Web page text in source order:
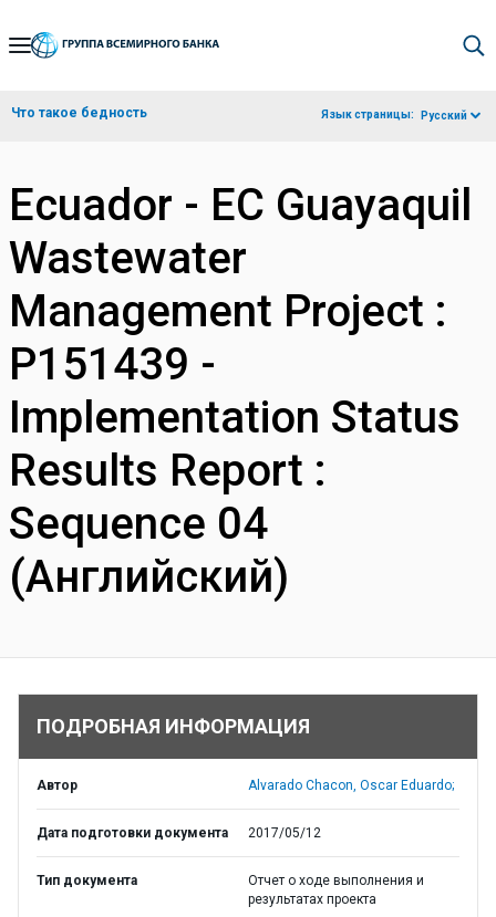
Skip
Navigation
Что такое бедность Язык страницы: Русский
Ecuador - EC Guayaquil
Wastewater
Management Project :
P151439 -
Implementation Status
Results Report :
Sequence 04
(Английский)
ПОДРОБНАЯ ИНФОРМАЦИЯ
Автор Alvarado Chacon, Oscar Eduardo;
Дата подготовки документа 2017/05/12
Тип документа
Отчет о ходе выполнения и
результатах проекта